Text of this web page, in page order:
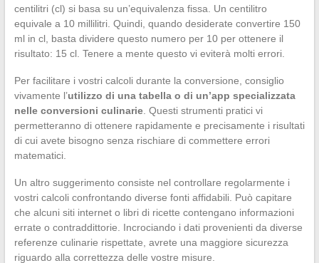
centilitri (cl) si basa su un’equivalenza fissa. Un centilitro
equivale a 10 millilitri. Quindi, quando desiderate convertire 150
ml in cl, basta dividere questo numero per 10 per ottenere il
risultato: 15 cl. Tenere a mente questo vi eviterà molti errori.
Per facilitare i vostri calcoli durante la conversione, consiglio
vivamente l’utilizzo di una tabella o di un’app specializzata
nelle conversioni culinarie. Questi strumenti pratici vi
permetteranno di ottenere rapidamente e precisamente i risultati
di cui avete bisogno senza rischiare di commettere errori
matematici.
Un altro suggerimento consiste nel controllare regolarmente i
vostri calcoli confrontando diverse fonti affidabili. Può capitare
che alcuni siti internet o libri di ricette contengano informazioni
errate o contraddittorie. Incrociando i dati provenienti da diverse
referenze culinarie rispettate, avrete una maggiore sicurezza
riguardo alla correttezza delle vostre misure.